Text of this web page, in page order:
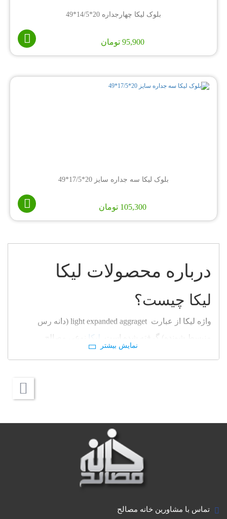
بلوک لیکا چهارجداره 20*14/5*49
95,900 تومان
بلوک لیکا سه جداره سایز 20*17/5*49
105,300 تومان
درباره محصولات لیکا
لیکا چیست؟
واژه لیکا از عبارت light expanded aggraget (دانه رس
منبسط شونده) گرفته شده است.
لیکا
نوعی مصالح
اولیه سبکدانه از معادن خاک رس به واحد فرآوری کارخانه
حمل شده، بعد از نمونه گیری و کنترل دقیق مواد شیمیایی و
آبدهی به صورت گل رس وارد کوره گردان می شوند. لیکا
سانتی گراد حرارت دیده و به پوکه های کروی شکل به نام
لیکا تبدیل می شود. وقتی گل رس در درجه حرارتی حدود
دانه ها را منبسط می کند و هزاران سلول هوای ریز درون آن
تماس با مشاورین خانه مصالح